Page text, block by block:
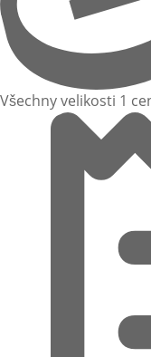
Všechny velikosti 1